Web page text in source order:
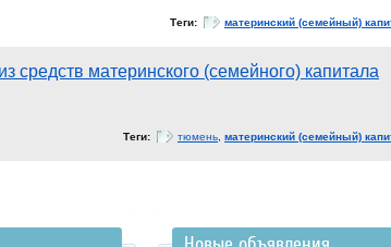
Теги: материнский (семейный)
средств материнского (семейного) капитала
Теги: тюмень материнский (семейный)